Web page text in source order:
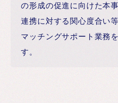
の形成の促進に向けた本
連携に対する関心度合い
マッチングサポート業務
す。